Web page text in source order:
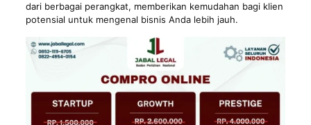
dari berbagai perangkat, memberikan kemudahan bagi klien
potensial untuk mengenal bisnis Anda lebih jauh.